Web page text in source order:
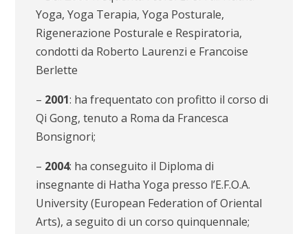
Yoga, Yoga Terapia, Yoga Posturale,
Rigenerazione Posturale e Respiratoria,
condotti da Roberto Laurenzi e Francoise
Berlette
– 2001: ha frequentato con profitto il corso di
Qi Gong, tenuto a Roma da Francesca
Bonsignori;
– 2004: ha conseguito il Diploma di
insegnante di Hatha Yoga presso l’E.F.O.A.
University (European Federation of Oriental
Arts), a seguito di un corso quinquennale;